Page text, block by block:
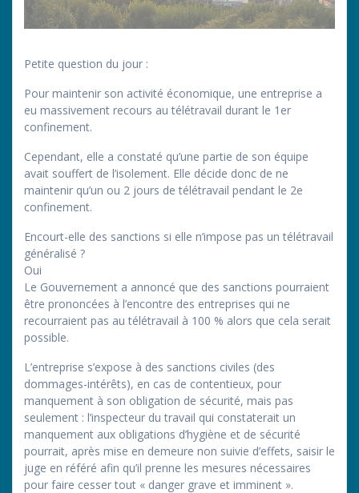
Petite question du jour :
Pour maintenir son activité économique, une entreprise a
eu massivement recours au télétravail durant le 1er
confinement.
Cependant, elle a constaté qu’une partie de son équipe
avait souffert de l’isolement. Elle décide donc de ne
maintenir qu’un ou 2 jours de télétravail pendant le 2e
confinement.
Encourt-elle des sanctions si elle n’impose pas un télétravail
généralisé ?
Oui
Le Gouvernement a annoncé que des sanctions pourraient
être prononcées à l’encontre des entreprises qui ne
recourraient pas au télétravail à 100 % alors que cela serait
possible.
L’entreprise s’expose à des sanctions civiles (des
dommages-intérêts), en cas de contentieux, pour
manquement à son obligation de sécurité, mais pas
seulement : l’inspecteur du travail qui constaterait un
manquement aux obligations d’hygiène et de sécurité
pourrait, après mise en demeure non suivie d’effets, saisir le
juge en référé afin qu’il prenne les mesures nécessaires
pour faire cesser tout « danger grave et imminent ».